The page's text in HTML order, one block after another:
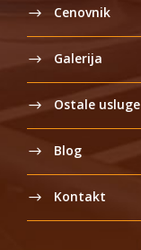
Cenovnik
Galerija
Ostale usluge
Blog
Kontakt